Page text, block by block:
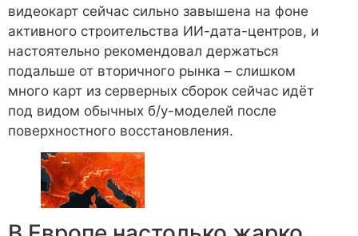
видеокарт сейчас сильно завышена на фоне
активного строительства ИИ-дата-центров, и
настоятельно рекомендовал держаться
подальше от вторичного рынка – слишком
много карт из серверных сборок сейчас идёт
под видом обычных б/у-моделей после
поверхностного восстановления.